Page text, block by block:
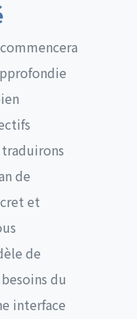
de
et
de
du
interface